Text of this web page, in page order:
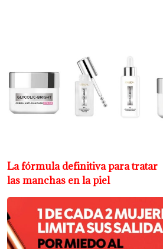
La fórmula definitiva para tratar
las manchas en la piel